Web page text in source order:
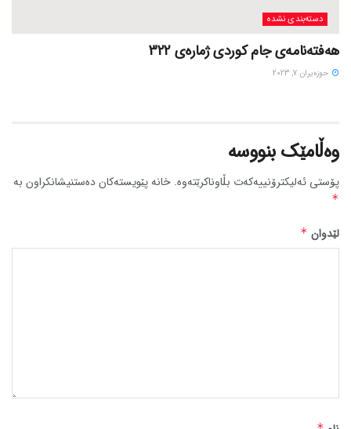
دسته‌بندی نشده
هەفتەنامەی جام کوردی ژمارەی 322
حوزه‌یران 7, 2023
وەڵامێک بنووسە
پۆستی ئەلیکترۆنییەکەت بڵاوناکرێتەوە. خانە پێویستەکان دەستنیشانکراون بە
*
لێدوان *